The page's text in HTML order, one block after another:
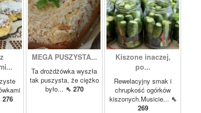
MEGA PUSZYSTA...
Ta drożdżówka wyszła
tak puszysta, że ciężko
było... ⇖ 270
Kiszone inaczej,
po...
Rewelacyjny smak i
chrupkość ogórków
kiszonych.Musicie... ⇖
269